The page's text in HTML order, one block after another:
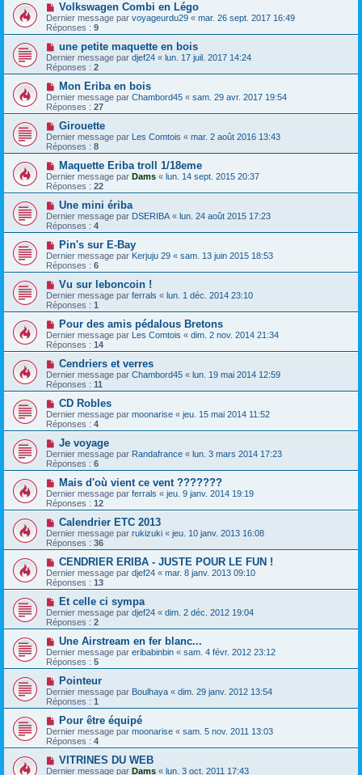
Volkswagen Combi en Légo
Dernier message par voyageurdu29 « mar. 26 sept. 2017 16:49
Réponses : 9
une petite maquette en bois
Dernier message par djef24 « lun. 17 juil. 2017 14:24
Réponses : 2
Mon Eriba en bois
Dernier message par Chambord45 « sam. 29 avr. 2017 19:54
Réponses : 27
Girouette
Dernier message par Les Comtois « mar. 2 août 2016 13:43
Réponses : 8
Maquette Eriba troll 1/18eme
Dernier message par Dams « lun. 14 sept. 2015 20:37
Réponses : 22
Une mini ériba
Dernier message par DSERIBA « lun. 24 août 2015 17:23
Réponses : 4
Pin's sur E-Bay
Dernier message par Kerjuju 29 « sam. 13 juin 2015 18:53
Réponses : 6
Vu sur leboncoin !
Dernier message par ferrals « lun. 1 déc. 2014 23:10
Réponses : 1
Pour des amis pédalous Bretons
Dernier message par Les Comtois « dim. 2 nov. 2014 21:34
Réponses : 14
Cendriers et verres
Dernier message par Chambord45 « lun. 19 mai 2014 12:59
Réponses : 11
CD Robles
Dernier message par moonarise « jeu. 15 mai 2014 11:52
Réponses : 4
Je voyage
Dernier message par Randafrance « lun. 3 mars 2014 17:23
Réponses : 6
Mais d'où vient ce vent ???????
Dernier message par ferrals « jeu. 9 janv. 2014 19:19
Réponses : 12
Calendrier ETC 2013
Dernier message par rukizuki « jeu. 10 janv. 2013 16:08
Réponses : 36
CENDRIER ERIBA - JUSTE POUR LE FUN !
Dernier message par djef24 « mar. 8 janv. 2013 09:10
Réponses : 13
Et celle ci sympa
Dernier message par djef24 « dim. 2 déc. 2012 19:04
Réponses : 2
Une Airstream en fer blanc...
Dernier message par eribabinbin « sam. 4 févr. 2012 23:12
Réponses : 5
Pointeur
Dernier message par Boulhaya « dim. 29 janv. 2012 13:54
Réponses : 1
Pour être équipé
Dernier message par moonarise « sam. 5 nov. 2011 13:03
Réponses : 4
VITRINES DU WEB
Dernier message par Dams « lun. 3 oct. 2011 17:43